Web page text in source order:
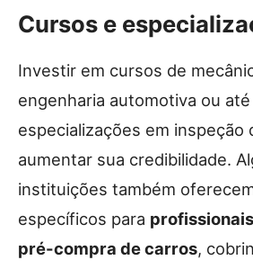
Cursos e
Investir em cursos de
engenharia automotiva ou
especializações em inspeção
aumentar sua credibilidade.
instituições também
específicos para
pré-compra de carros,